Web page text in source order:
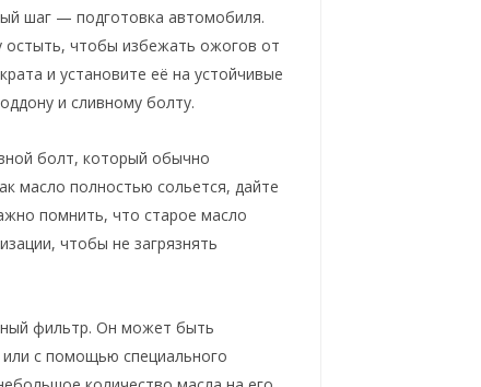
шаг — подготовка автомобиля.
остыть, чтобы избежать ожогов от
и установите её на устойчивые
и сливному болту.
болт, который обычно
масло полностью сольется, дайте
помнить, что старое масло
чтобы не загрязнять
фильтр. Он может быть
с помощью специального